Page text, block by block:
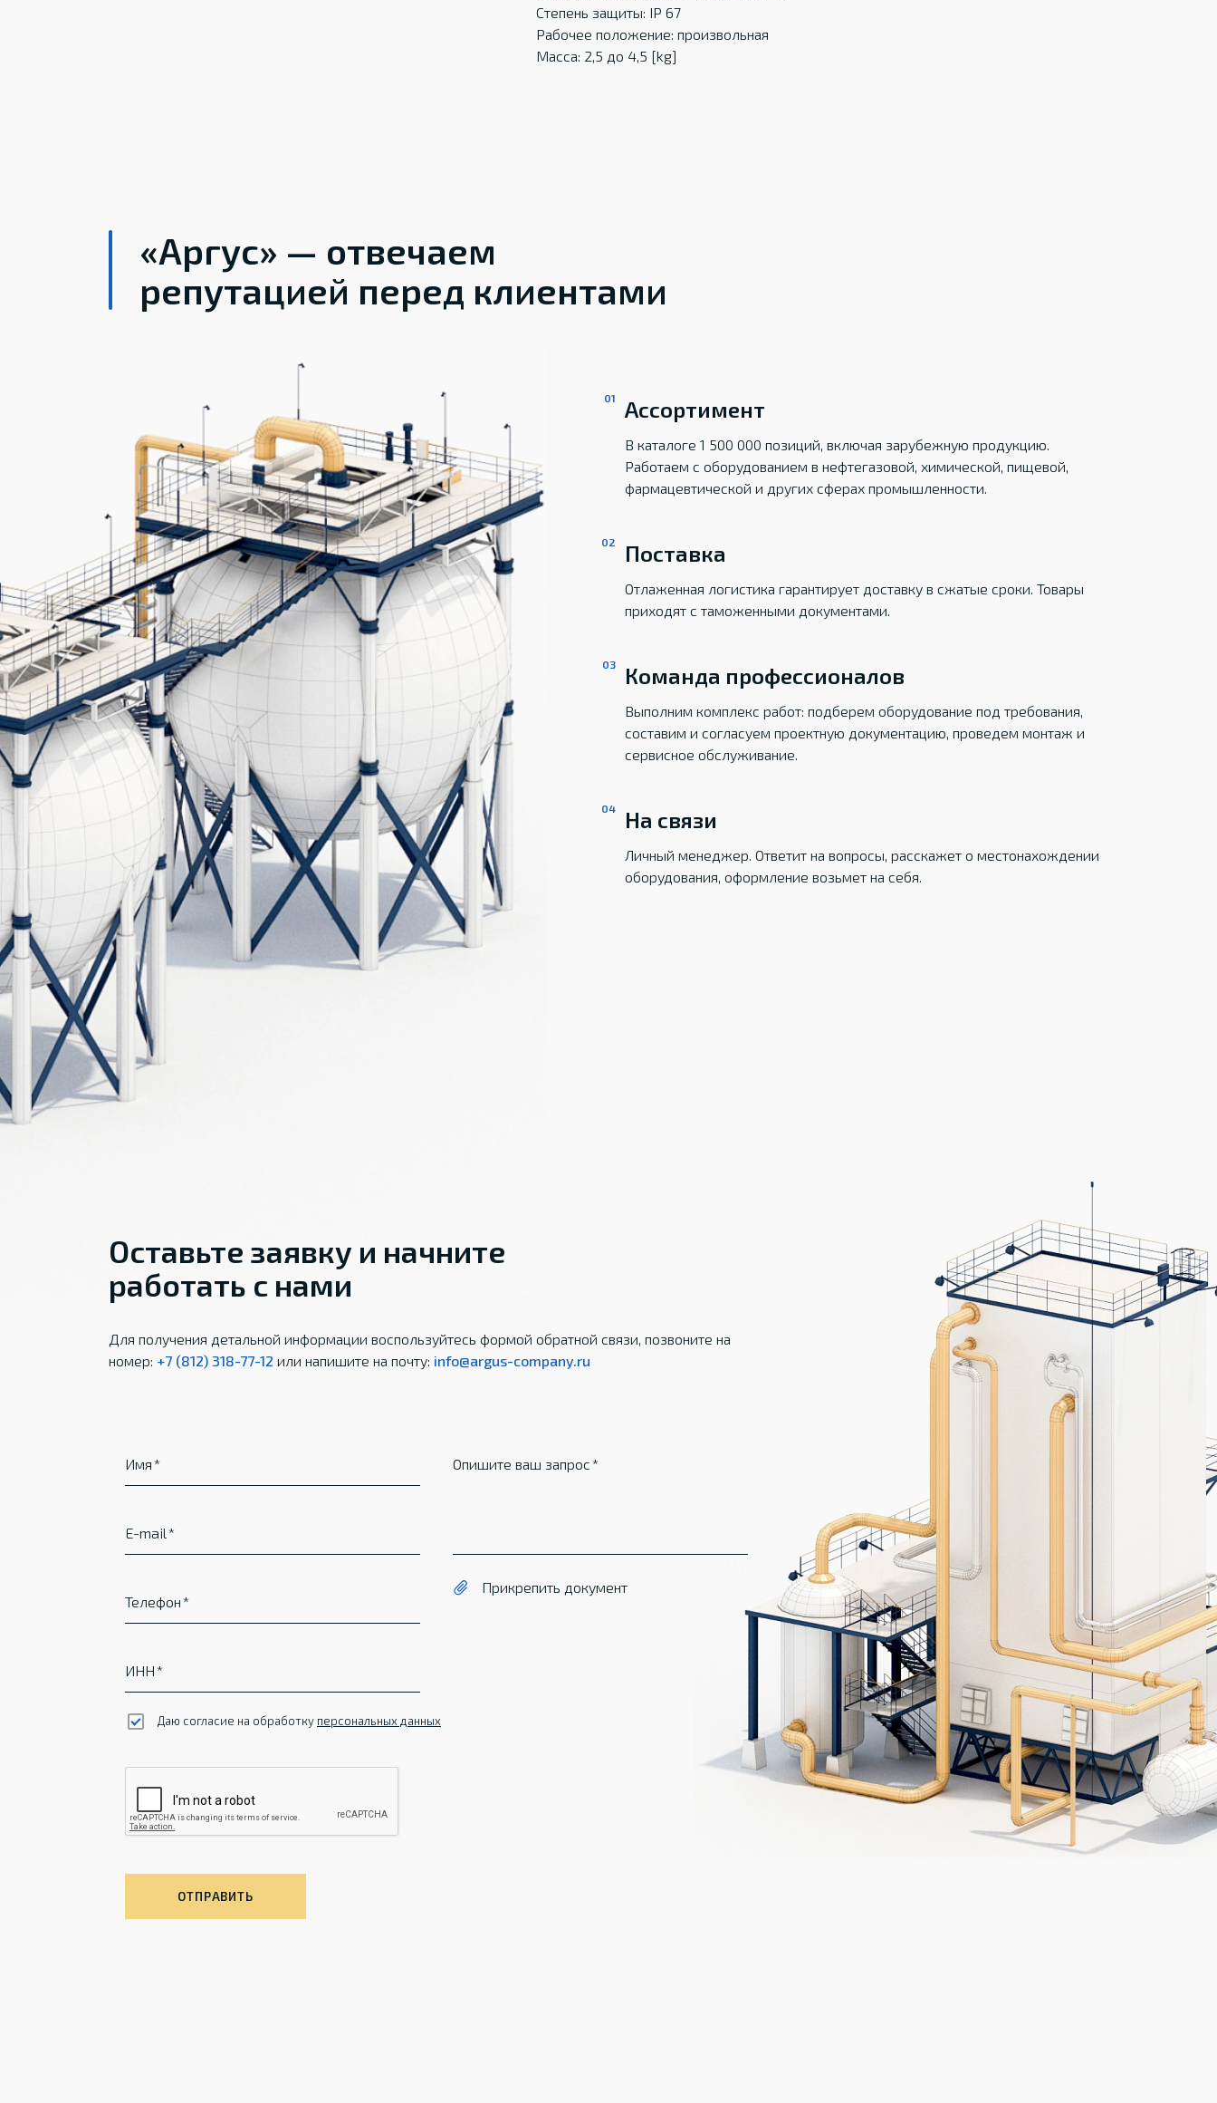
Степень защиты: IP 67
Рабочее положение: произвольная
Масса: 2,5 до 4,5 [kg]
«Аргус» — отвечаем
репутацией перед клиентами
Ассортимент
В каталоге 1 500 000 позиций, включая зарубежную продукцию.
Работаем с оборудованием в нефтегазовой, химической, пищевой,
фармацевтической и других сферах промышленности.
Поставка
Отлаженная логистика гарантирует доставку в сжатые сроки. Товары
приходят с таможенными документами.
Команда профессионалов
Выполним комплекс работ: подберем оборудование под требования,
составим и согласуем проектную документацию, проведем монтаж и
сервисное обслуживание.
На связи
Личный менеджер. Ответит на вопросы, расскажет о местонахождении
оборудования, оформление возьмет на себя.
Оставьте заявку и начните
работать с нами
Для получения детальной информации воспользуйтесь формой обратной связи, позвоните на
номер: +7 (812) 318-77-12 или напишите на почту: info@argus-company.ru
Имя
E-mail
Телефон
ИНН
Опишите ваш запрос
Прикрепить документ
Даю согласие на обработку персональных данных
ОТПРАВИТЬ